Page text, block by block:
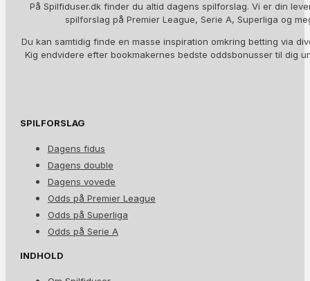
På Spilfiduser.dk finder du altid dagens spilforslag. Vi er din
spilforslag på Premier League, Serie A, Superliga og
Du kan samtidig finde en masse inspiration omkring betting via
Kig endvidere efter bookmakernes bedste oddsbonusser til dig
SPILFORSLAG
Dagens fidus
Dagens double
Dagens vovede
Odds på Premier League
Odds på Superliga
Odds på Serie A
INDHOLD